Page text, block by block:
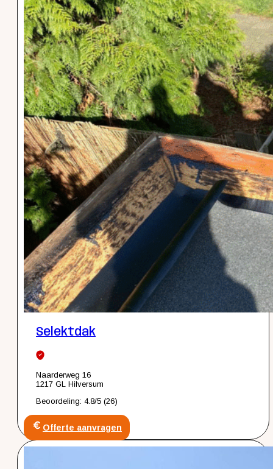
Selektdak
Naarderweg 16
1217 GL Hilversum
Beoordeling: 4.8/5 (26)
Offerte aanvragen